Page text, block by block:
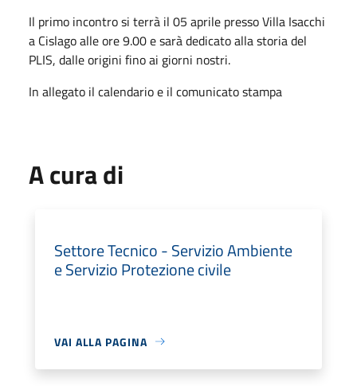
Il primo incontro si terrà il 05 aprile presso Villa Isacchi
a Cislago alle ore 9.00 e sarà dedicato alla storia del
PLIS, dalle origini fino ai giorni nostri.
In allegato il calendario e il comunicato stampa
A cura di
Settore Tecnico - Servizio Ambiente
e Servizio Protezione civile
VAI ALLA PAGINA